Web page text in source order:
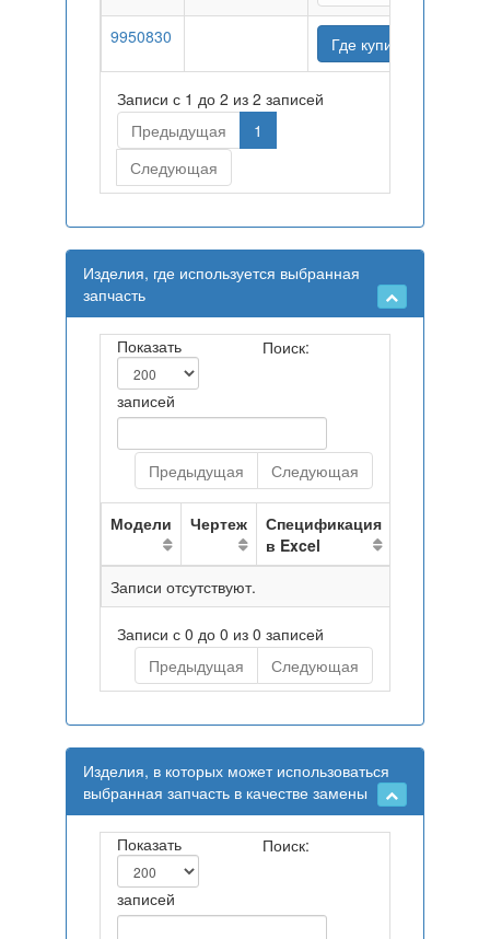
9950830 Где купить
Записи с 1 до 2 из 2 записей
Предыдущая
1
Следующая
Изделия, где используется выбранная
запчасть
Показать
записей
Поиск:
Предыдущая Следующая
Модели Чертеж
Спецификация
в Excel
Записи отсутствуют.
Записи с 0 до 0 из 0 записей
Предыдущая
Следующая
Изделия, в которых может использоваться
выбранная запчасть в качестве замены
Показать
записей
Поиск: